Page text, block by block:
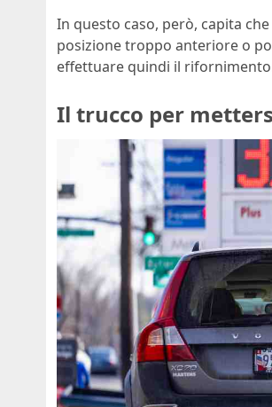
In questo caso, però, capita
posizione troppo anteriore o
effettuare quindi il
Il trucco per